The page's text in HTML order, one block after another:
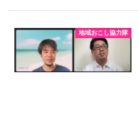
地域おこし協力隊